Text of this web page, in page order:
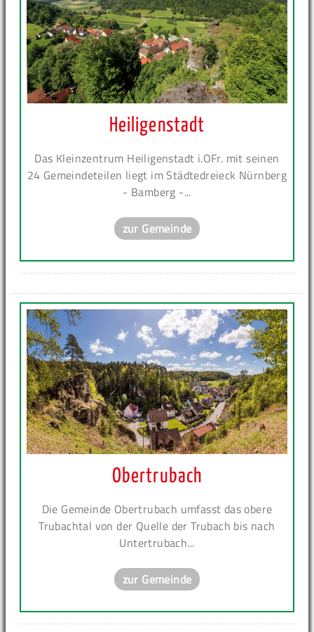
Heiligenstadt
Das Kleinzentrum Heiligenstadt i.OFr. mit seinen
24 Gemeindeteilen liegt im Städtedreieck Nürnberg
- Bamberg -...
zur Gemeinde
Obertrubach
Die Gemeinde Obertrubach umfasst das obere
Trubachtal von der Quelle der Trubach bis nach
Untertrubach...
zur Gemeinde